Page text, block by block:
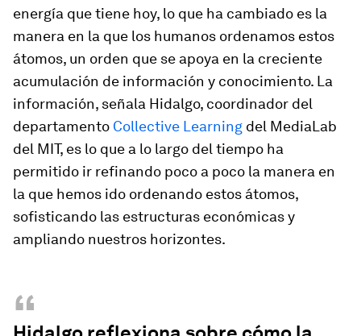
energía que tiene hoy, lo que ha cambiado es la
manera en la que los humanos ordenamos estos
átomos, un orden que se apoya en la creciente
acumulación de información y conocimiento. La
información, señala Hidalgo, coordinador del
departamento Collective Learning del MediaLab
del MIT, es lo que a lo largo del tiempo ha
permitido ir refinando poco a poco la manera en
la que hemos ido ordenando estos átomos,
sofisticando las estructuras económicas y
ampliando nuestros horizontes.
“